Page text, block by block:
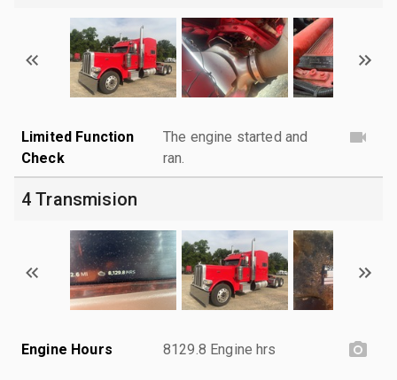
Limited Function
Check
The engine started and
ran.
4 Transmision
Engine Hours 8129.8 Engine hrs